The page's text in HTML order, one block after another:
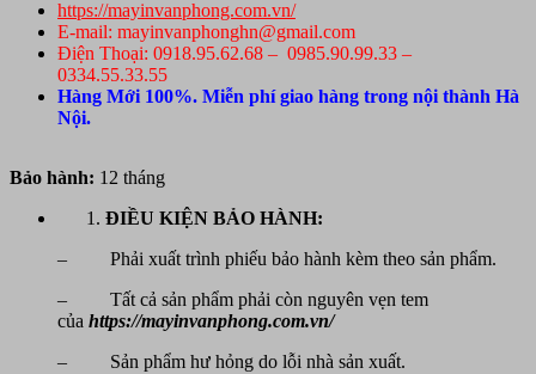
https://mayinvanphong.com.vn/
E-mail: mayinvanphonghn@gmail.com
Điện Thoại: 0918.95.62.68 – 0985.90.99.33 –
0334.55.33.55
Hàng Mới 100%. Miễn phí giao hàng trong nội thành Hà
Nội.
Bảo hành: 12 tháng
ĐIỀU KIỆN BẢO HÀNH:
– Phải xuất trình phiếu bảo hành kèm theo sản phẩm.
– Tất cả sản phẩm phải còn nguyên vẹn tem
của https://mayinvanphong.com.vn/
– Sản phẩm hư hỏng do lỗi nhà sản xuất.